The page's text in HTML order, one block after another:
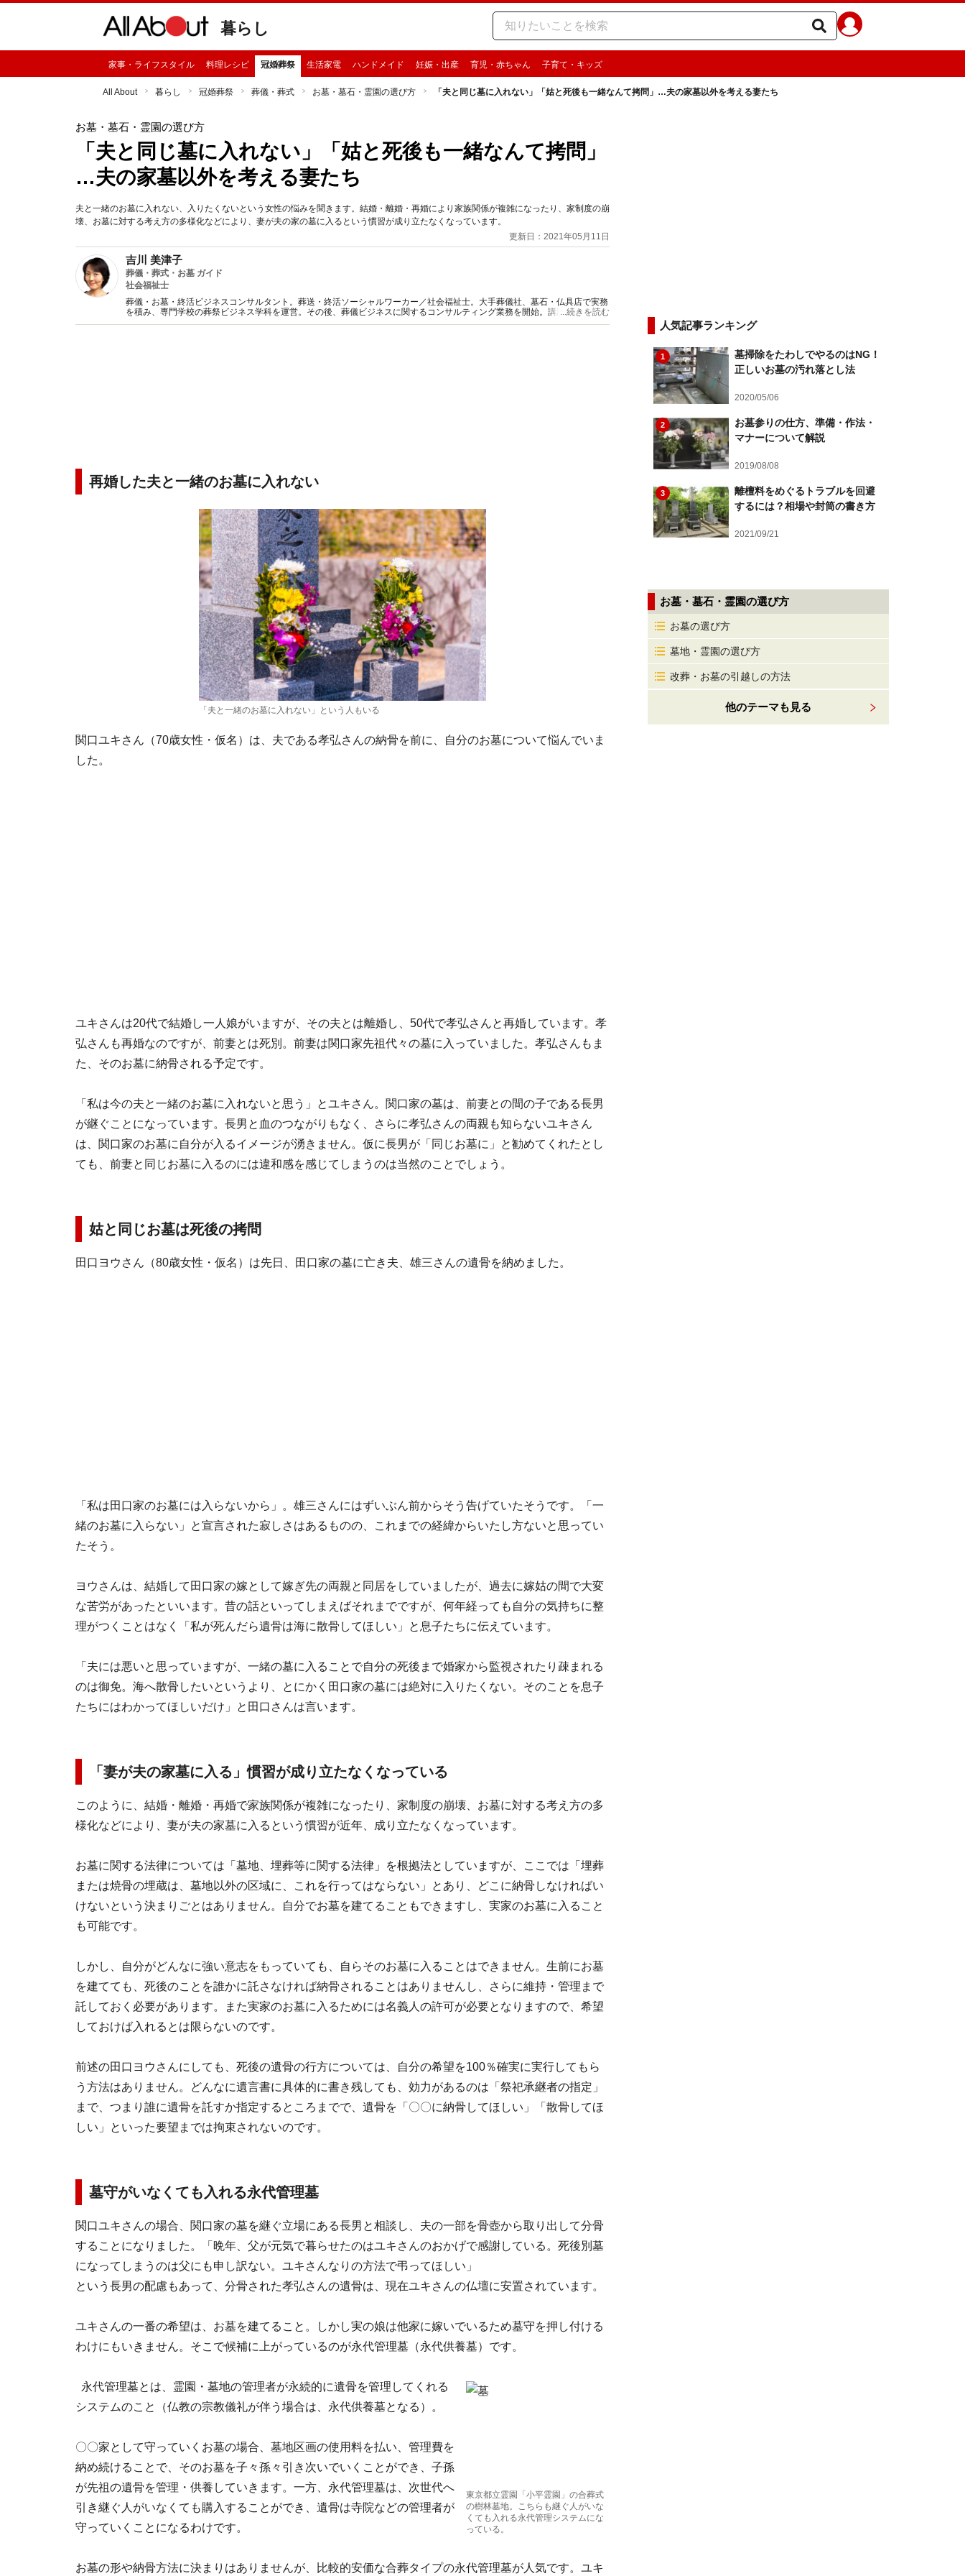
暮らし
家事・ライフスタイル 料理レシピ 冠婚葬祭 生活家電 ハンドメイド 妊娠・出産 育児・赤ちゃん 子育て・キッズ
All About 暮らし 冠婚葬祭 葬儀・葬式 お墓・墓石・霊園の選び方 「夫と同じ墓に入れない」「姑と死後も一緒なんて拷問」…夫の家墓以外を考える妻たち
お墓・墓石・霊園の選び方
「夫と同じ墓に入れない」「姑と死後も一緒なんて拷問」
…夫の家墓以外を考える妻たち
夫と一緒のお墓に入れない、入りたくないという女性の悩みを聞きます。結婚・離婚・再婚により家族関係が複雑になったり、家制度の崩
壊、お墓に対する考え方の多様化などにより、妻が夫の家の墓に入るという慣習が成り立たなくなっています。
更新日：2021年05月11日
吉川 美津子
葬儀・葬式・お墓 ガイド
社会福祉士
葬儀・お墓・終活ビジネスコンサルタント。葬送・終活ソーシャルワーカー／社会福祉士。大手葬儀社、墓石・仏具店で実務
を積み、専門学校の葬祭ビジネス学科を運営。その後、葬儀ビジネスに関するコンサルティング業務を開始。講演は「終活」
「葬儀」「お墓」関連年間50本以上。メディア掲載・出演実績は５００本以上。
...続きを読む
再婚した夫と一緒のお墓に入れない
「夫と一緒のお墓に入れない」という人もいる
関口ユキさん（70歳女性・仮名）は、夫である孝弘さんの納骨を前に、自分のお墓について悩んでいま
した。
ユキさんは20代で結婚し一人娘がいますが、その夫とは離婚し、50代で孝弘さんと再婚しています。孝
弘さんも再婚なのですが、前妻とは死別。前妻は関口家先祖代々の墓に入っていました。孝弘さんもま
た、そのお墓に納骨される予定です。
「私は今の夫と一緒のお墓に入れないと思う」とユキさん。関口家の墓は、前妻との間の子である長男
が継ぐことになっています。長男と血のつながりもなく、さらに孝弘さんの両親も知らないユキさん
は、関口家のお墓に自分が入るイメージが湧きません。仮に長男が「同じお墓に」と勧めてくれたとし
ても、前妻と同じお墓に入るのには違和感を感じてしまうのは当然のことでしょう。
姑と同じお墓は死後の拷問
田口ヨウさん（80歳女性・仮名）は先日、田口家の墓に亡き夫、雄三さんの遺骨を納めました。
「私は田口家のお墓には入らないから」。雄三さんにはずいぶん前からそう告げていたそうです。「一
緒のお墓に入らない」と宣言された寂しさはあるものの、これまでの経緯からいたし方ないと思ってい
たそう。
ヨウさんは、結婚して田口家の嫁として嫁ぎ先の両親と同居をしていましたが、過去に嫁姑の間で大変
な苦労があったといいます。昔の話といってしまえばそれまでですが、何年経っても自分の気持ちに整
理がつくことはなく「私が死んだら遺骨は海に散骨してほしい」と息子たちに伝えています。
「夫には悪いと思っていますが、一緒の墓に入ることで自分の死後まで婚家から監視されたり疎まれる
のは御免。海へ散骨したいというより、とにかく田口家の墓には絶対に入りたくない。そのことを息子
たちにはわかってほしいだけ」と田口さんは言います。
「妻が夫の家墓に入る」慣習が成り立たなくなっている
このように、結婚・離婚・再婚で家族関係が複雑になったり、家制度の崩壊、お墓に対する考え方の多
様化などにより、妻が夫の家墓に入るという慣習が近年、成り立たなくなっています。
お墓に関する法律については「墓地、埋葬等に関する法律」を根拠法としていますが、ここでは「埋葬
または焼骨の埋蔵は、墓地以外の区域に、これを行ってはならない」とあり、どこに納骨しなければい
けないという決まりごとはありません。自分でお墓を建てることもできますし、実家のお墓に入ること
も可能です。
しかし、自分がどんなに強い意志をもっていても、自らそのお墓に入ることはできません。生前にお墓
を建てても、死後のことを誰かに託さなければ納骨されることはありませんし、さらに維持・管理まで
託しておく必要があります。また実家のお墓に入るためには名義人の許可が必要となりますので、希望
しておけば入れるとは限らないのです。
前述の田口ヨウさんにしても、死後の遺骨の行方については、自分の希望を100％確実に実行してもら
う方法はありません。どんなに遺言書に具体的に書き残しても、効力があるのは「祭祀承継者の指定」
まで、つまり誰に遺骨を託すか指定するところまでで、遺骨を「〇〇に納骨してほしい」「散骨してほ
しい」といった要望までは拘束されないのです。
墓守がいなくても入れる永代管理墓
関口ユキさんの場合、関口家の墓を継ぐ立場にある長男と相談し、夫の一部を骨壺から取り出して分骨
することになりました。「晩年、父が元気で暮らせたのはユキさんのおかげで感謝している。死後別墓
になってしまうのは父にも申し訳ない。ユキさんなりの方法で弔ってほしい」
という長男の配慮もあって、分骨された孝弘さんの遺骨は、現在ユキさんの仏壇に安置されています。
ユキさんの一番の希望は、お墓を建てること。しかし実の娘は他家に嫁いでいるため墓守を押し付ける
わけにもいきません。そこで候補に上がっているのが永代管理墓（永代供養墓）です。
東京都立霊園「小平霊園」の合葬式
の樹林墓地。こちらも継ぐ人がいな
くても入れる永代管理システムにな
っている。
永代管理墓とは、霊園・墓地の管理者が永続的に遺骨を管理してくれる
システムのこと（仏教の宗教儀礼が伴う場合は、永代供養墓となる）。
〇〇家として守っていくお墓の場合、墓地区画の使用料を払い、管理費を
納め続けることで、そのお墓を子々孫々引き次いでいくことができ、子孫
が先祖の遺骨を管理・供養していきます。一方、永代管理墓は、次世代へ
引き継ぐ人がいなくても購入することができ、遺骨は寺院などの管理者が
守っていくことになるわけです。
お墓の形や納骨方法に決まりはありませんが、比較的安価な合葬タイプの永代管理墓が人気です。ユキ
人気記事ランキング
1
墓掃除をたわしでやるのはNG！
正しいお墓の汚れ落とし法
2020/05/06
2
お墓参りの仕方、準備・作法・
マナーについて解説
2019/08/08
3
離檀料をめぐるトラブルを回避
するには？相場や封筒の書き方
2021/09/21
お墓・墓石・霊園の選び方
お墓の選び方
墓地・霊園の選び方
改葬・お墓の引越しの方法
他のテーマも見る